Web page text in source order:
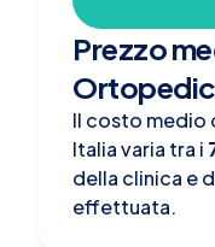
Prezzo
Il costo medio
Italia varia tra i
della clinica e
effettuata.